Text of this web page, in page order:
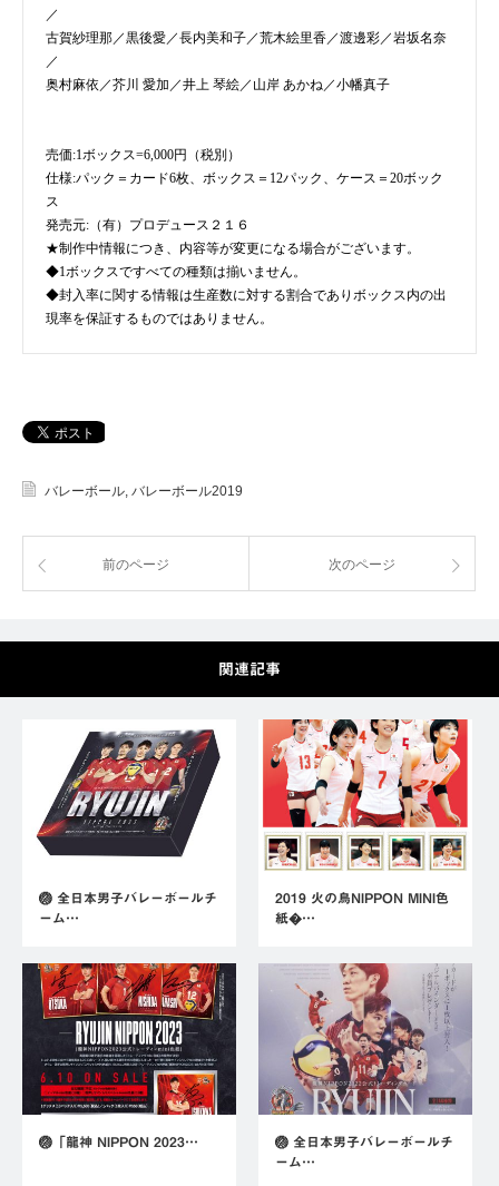
／
古賀紗理那／黒後愛／長内美和子／荒木絵里香／渡邊彩／岩坂名奈
／
奥村麻依／芥川 愛加／井上 琴絵／山岸 あかね／小幡真子
売価:1ボックス=6,000円（税別）
仕様:パック＝カード6枚、ボックス＝12パック、ケース＝20ボック
ス
発売元:（有）プロデュース２１６
★制作中情報につき、内容等が変更になる場合がございます。
◆1ボックスですべての種類は揃いません。
◆封入率に関する情報は生産数に対する割合でありボックス内の出
現率を保証するものではありません。
バレーボール バレーボール2019
前のページ 次のページ
関連記事
🏐 全日本男子バレーボールチ
ーム…
2019 火の鳥NIPPON MINI色
紙�…
🏐「龍神 NIPPON 2023…
🏐 全日本男子バレーボールチ
ーム…